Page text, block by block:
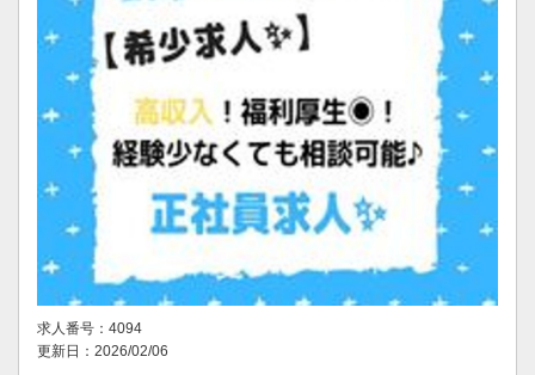
求人番号：4094
更新日：2026/02/06